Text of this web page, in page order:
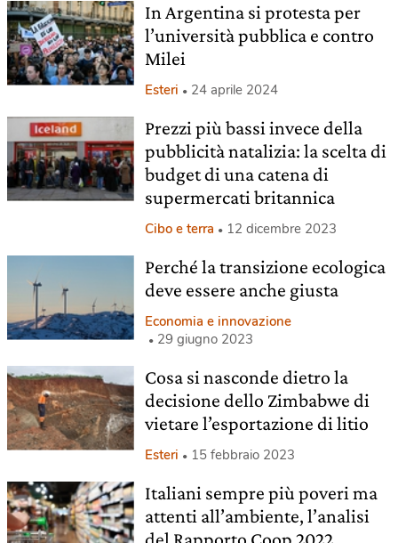
In Argentina si protesta per
l’università pubblica e contro
Milei
Esteri 24 aprile 2024
Prezzi più bassi invece della
pubblicità natalizia: la scelta di
budget di una catena di
supermercati britannica
Cibo e terra 12 dicembre 2023
Perché la transizione ecologica
deve essere anche giusta
Economia e innovazione
29 giugno 2023
Cosa si nasconde dietro la
decisione dello Zimbabwe di
vietare l’esportazione di litio
Esteri 15 febbraio 2023
Italiani sempre più poveri ma
attenti all’ambiente, l’analisi